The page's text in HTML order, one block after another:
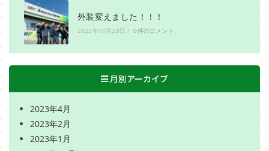
外装変えました！！！
2022年10月28日 / 0件のコメント
月別アーカイブ
2023年4月
2023年2月
2023年1月